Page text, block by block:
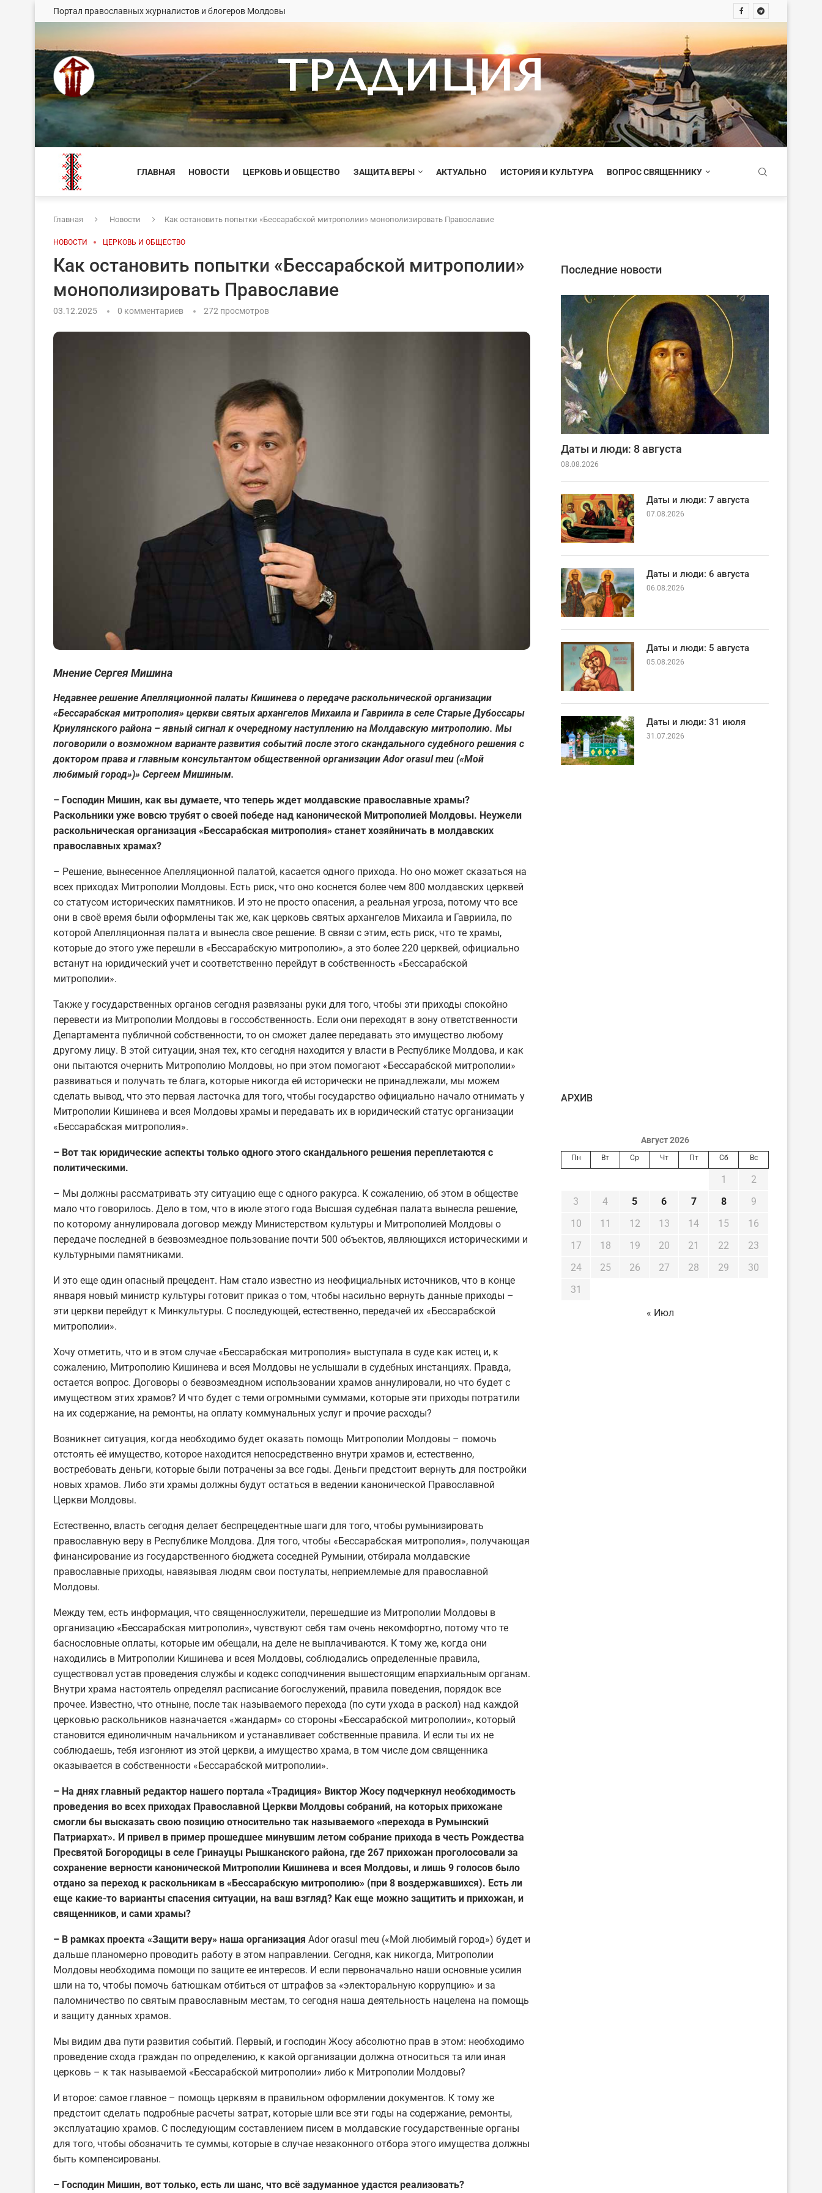
Портал православных журналистов и блогеров Молдовы
ТРАДИЦИЯ
ГЛАВНАЯ НОВОСТИ ЦЕРКОВЬ И ОБЩЕСТВО ЗАЩИТА ВЕРЫ АКТУАЛЬНО ИСТОРИЯ И КУЛЬТУРА ВОПРОС СВЯЩЕННИКУ
Главная Новости Как остановить попытки «Бессарабской митрополии» монополизировать Православие
НОВОСТИ ЦЕРКОВЬ И ОБЩЕСТВО
Как остановить попытки «Бессарабской митрополии»
монополизировать Православие
03.12.2025 0 комментариев 272 просмотров
Мнение Сергея Мишина
Недавнее решение Апелляционной палаты Кишинева о передаче раскольнической организации
«Бессарабская митрополия» церкви святых архангелов Михаила и Гавриила в селе Старые Дубоссары
Криулянского района – явный сигнал к очередному наступлению на Молдавскую митрополию. Мы
поговорили о возможном варианте развития событий после этого скандального судебного решения с
доктором права и главным консультантом общественной организации Ador orasul meu («Мой
любимый город»)» Сергеем Мишиным.
– Господин Мишин, как вы думаете, что теперь ждет молдавские православные храмы?
Раскольники уже вовсю трубят о своей победе над канонической Митрополией Молдовы. Неужели
раскольническая организация «Бессарабская митрополия» станет хозяйничать в молдавских
православных храмах?
– Решение, вынесенное Апелляционной палатой, касается одного прихода. Но оно может сказаться на
всех приходах Митрополии Молдовы. Есть риск, что оно коснется более чем 800 молдавских церквей
со статусом исторических памятников. И это не просто опасения, а реальная угроза, потому что все
они в своё время были оформлены так же, как церковь святых архангелов Михаила и Гавриила, по
которой Апелляционная палата и вынесла свое решение. В связи с этим, есть риск, что те храмы,
которые до этого уже перешли в «Бессарабскую митрополию», а это более 220 церквей, официально
встанут на юридический учет и соответственно перейдут в собственность «Бессарабской
митрополии».
Также у государственных органов сегодня развязаны руки для того, чтобы эти приходы спокойно
перевести из Митрополии Молдовы в госсобственность. Если они переходят в зону ответственности
Департамента публичной собственности, то он сможет далее передавать это имущество любому
другому лицу. В этой ситуации, зная тех, кто сегодня находится у власти в Республике Молдова, и как
они пытаются очернить Митрополию Молдовы, но при этом помогают «Бессарабской митрополии»
развиваться и получать те блага, которые никогда ей исторически не принадлежали, мы можем
сделать вывод, что это первая ласточка для того, чтобы государство официально начало отнимать у
Митрополии Кишинева и всея Молдовы храмы и передавать их в юридический статус организации
«Бессарабская митрополия».
– Вот так юридические аспекты только одного этого скандального решения переплетаются с
политическими.
– Мы должны рассматривать эту ситуацию еще с одного ракурса. К сожалению, об этом в обществе
мало что говорилось. Дело в том, что в июле этого года Высшая судебная палата вынесла решение,
по которому аннулировала договор между Министерством культуры и Митрополией Молдовы о
передаче последней в безвозмездное пользование почти 500 объектов, являющихся историческими и
культурными памятниками.
И это еще один опасный прецедент. Нам стало известно из неофициальных источников, что в конце
января новый министр культуры готовит приказ о том, чтобы насильно вернуть данные приходы –
эти церкви перейдут к Минкультуры. С последующей, естественно, передачей их «Бессарабской
митрополии».
Хочу отметить, что и в этом случае «Бессарабская митрополия» выступала в суде как истец и, к
сожалению, Митрополию Кишинева и всея Молдовы не услышали в судебных инстанциях. Правда,
остается вопрос. Договоры о безвозмездном использовании храмов аннулировали, но что будет с
имуществом этих храмов? И что будет с теми огромными суммами, которые эти приходы потратили
на их содержание, на ремонты, на оплату коммунальных услуг и прочие расходы?
Возникнет ситуация, когда необходимо будет оказать помощь Митрополии Молдовы – помочь
отстоять её имущество, которое находится непосредственно внутри храмов и, естественно,
востребовать деньги, которые были потрачены за все годы. Деньги предстоит вернуть для постройки
новых храмов. Либо эти храмы должны будут остаться в ведении канонической Православной
Церкви Молдовы.
Естественно, власть сегодня делает беспрецедентные шаги для того, чтобы румынизировать
православную веру в Республике Молдова. Для того, чтобы «Бессарабская митрополия», получающая
финансирование из государственного бюджета соседней Румынии, отбирала молдавские
православные приходы, навязывая людям свои постулаты, неприемлемые для православной
Молдовы.
Между тем, есть информация, что священнослужители, перешедшие из Митрополии Молдовы в
организацию «Бессарабская митрополия», чувствуют себя там очень некомфортно, потому что те
баснословные оплаты, которые им обещали, на деле не выплачиваются. К тому же, когда они
находились в Митрополии Кишинева и всея Молдовы, соблюдались определенные правила,
существовал устав проведения службы и кодекс соподчинения вышестоящим епархиальным органам.
Внутри храма настоятель определял расписание богослужений, правила поведения, порядок все
прочее. Известно, что отныне, после так называемого перехода (по сути ухода в раскол) над каждой
церковью раскольников назначается «жандарм» со стороны «Бессарабской митрополии», который
становится единоличным начальником и устанавливает собственные правила. И если ты их не
соблюдаешь, тебя изгоняют из этой церкви, а имущество храма, в том числе дом священника
оказывается в собственности «Бессарабской митрополии».
– На днях главный редактор нашего портала «Традиция» Виктор Жосу подчеркнул необходимость
проведения во всех приходах Православной Церкви Молдовы собраний, на которых прихожане
смогли бы высказать свою позицию относительно так называемого «перехода в Румынский
Патриархат». И привел в пример прошедшее минувшим летом собрание прихода в честь Рождества
Пресвятой Богородицы в селе Гринауцы Рышканского района, где 267 прихожан проголосовали за
сохранение верности канонической Митрополии Кишинева и всея Молдовы, и лишь 9 голосов было
отдано за переход к раскольникам в «Бессарабскую митрополию» (при 8 воздержавшихся). Есть ли
еще какие-то варианты спасения ситуации, на ваш взгляд? Как еще можно защитить и прихожан, и
священников, и сами храмы?
– В рамках проекта «Защити веру» наша организация Ador orasul meu («Мой любимый город») будет и
дальше планомерно проводить работу в этом направлении. Сегодня, как никогда, Митрополии
Молдовы необходима помощи по защите ее интересов. И если первоначально наши основные усилия
шли на то, чтобы помочь батюшкам отбиться от штрафов за «электоральную коррупцию» и за
паломничество по святым православным местам, то сегодня наша деятельность нацелена на помощь
и защиту данных храмов.
Мы видим два пути развития событий. Первый, и господин Жосу абсолютно прав в этом: необходимо
проведение схода граждан по определению, к какой организации должна относиться та или иная
церковь – к так называемой «Бессарабской митрополии» либо к Митрополии Молдовы?
И второе: самое главное – помощь церквям в правильном оформлении документов. К тому же
предстоит сделать подробные расчеты затрат, которые шли все эти годы на содержание, ремонты,
эксплуатацию храмов. С последующим составлением писем в молдавские государственные органы
для того, чтобы обозначить те суммы, которые в случае незаконного отбора этого имущества должны
быть компенсированы.
– Господин Мишин, вот только, есть ли шанс, что всё задуманное удастся реализовать?
Последние новости
Даты и люди: 8 августа
08.08.2026
Даты и люди: 7 августа
07.08.2026
Даты и люди: 6 августа
06.08.2026
Даты и люди: 5 августа
05.08.2026
Даты и люди: 31 июля
31.07.2026
AРХИВ
Август 2026
Пн Вт Ср Чт Пт Сб Вс
1
2
3
4 5 6 7 8
9
10
11 12 13 14 15
16
17
18 19 20 21 22
23
24
25 26 27 28 29
30
31
« Июл